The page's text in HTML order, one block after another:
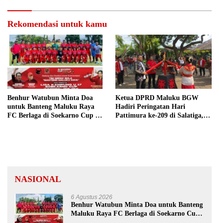
Rekomendasi untuk kamu
Benhur Watubun Minta Doa
untuk Banteng Maluku Raya
FC Berlaga di Soekarno Cup U-
Ketua DPRD Maluku BGW
Hadiri Peringatan Hari
Pattimura ke-209 di Salatiga,
NASIONAL
6 Agustus 2026
Benhur Watubun Minta Doa untuk Banteng
Maluku Raya FC Berlaga di Soekarno Cup